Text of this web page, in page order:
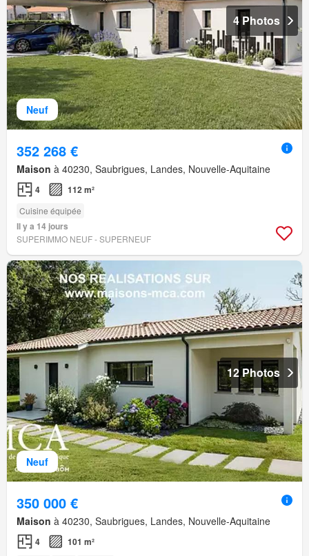
Neuf
4 Photos
352 268 €
Maison à 40230, Saubrigues, Landes, Nouvelle-Aquitaine
4 112 m²
Cuisine équipée
Il y a 14 jours
SUPERIMMO NEUF - SUPERNEUF
Neuf
12 Photos
350 000 €
Maison à 40230, Saubrigues, Landes, Nouvelle-Aquitaine
4 101 m²